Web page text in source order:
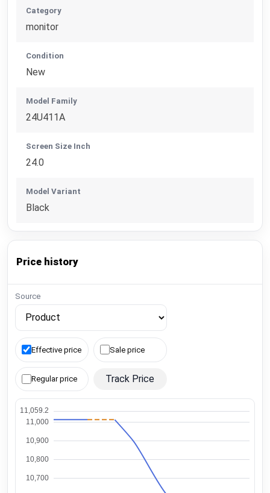
Category
monitor
Condition
New
Model Family
24U411A
Screen Size Inch
24.0
Model Variant
Black
Price history
Source
Effective price Sale price
Regular price Track Price